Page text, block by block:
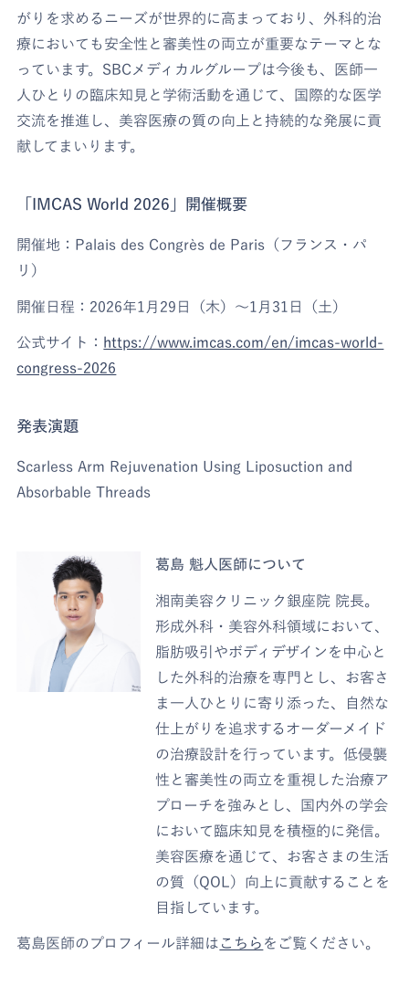
がりを求めるニーズが世界的に高まっており、外科的治
療においても安全性と審美性の両立が重要なテーマとな
っています。SBCメディカルグループは今後も、医師一
人ひとりの臨床知見と学術活動を通じて、国際的な医学
交流を推進し、美容医療の質の向上と持続的な発展に貢
献してまいります。
「IMCAS World 2026」開催概要
開催地：Palais des Congrès de Paris（フランス・パ
リ）
開催日程：2026年1月29日（木）～1月31日（土）
公式サイト： https://www.imcas.com/en/imcas-world-
congress-2026
発表演題
Scarless Arm Rejuvenation Using Liposuction and
Absorbable Threads
葛島 魁人医師について
湘南美容クリニック銀座院 院長。
形成外科・美容外科領域において、
脂肪吸引やボディデザインを中心と
した外科的治療を専門とし、お客さ
ま一人ひとりに寄り添った、自然な
仕上がりを追求するオーダーメイド
の治療設計を行っています。低侵襲
性と審美性の両立を重視した治療ア
プローチを強みとし、国内外の学会
において臨床知見を積極的に発信。
美容医療を通じて、お客さまの生活
の質（QOL）向上に貢献することを
目指しています。
葛島医師のプロフィール詳細は こちら をご覧ください。